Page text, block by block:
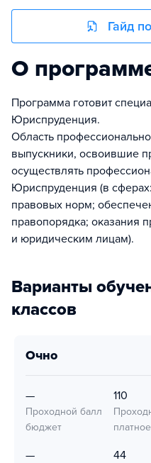
Гайд
О
Программа готовит
Юриспруденция.
Область
выпускники, освоившие
осуществлять
Юриспруденция (в
правовых норм;
правопорядка; оказания
и юридическим лицам).
Варианты
классов
очно
—
Проходной балл
бюджет
110
платное
— 44